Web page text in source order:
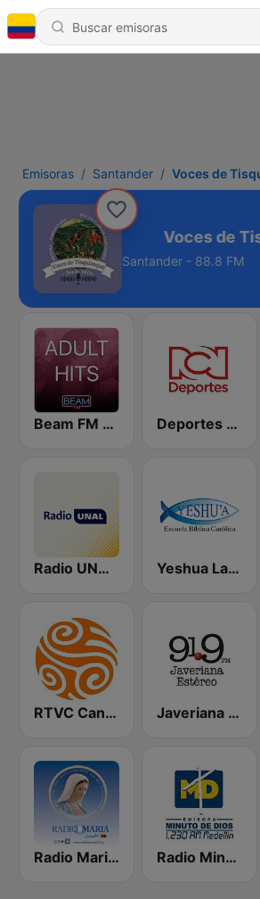
Emisoras Santander Voces de
88.8 fm
Santander - 88.8 FM
Beam FM - Adult Hits Deportes RCN
Radio UNAL 98.5 FM Bogotá - National University of Colombia - UNIMEDIOS Yeshua La Voz de Jesucristo 1530 AM
RTVC Canal Educativo Javeriana Estéreo 91.9 FM
Radio Maria Colombia Radio Minuto de Dios Medellín